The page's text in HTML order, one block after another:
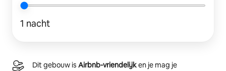
1 nacht
Dit gebouw is Airbnb-vriendelijken je mag je